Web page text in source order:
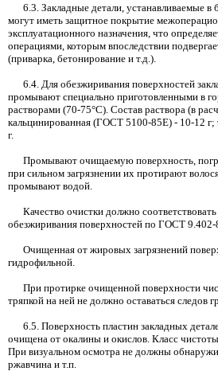
6.3. Закладные детали, устанавливаемые
могут иметь защитное покрытие
эксплуатационного назначения, что
операциями, которым впоследствии
(приварка, бетонирование и т.д.).
6.4. Для обезжиривания поверхностей
промывают специально приготовленными в
растворами (70-75°С). Состав раствора (в
кальцинированная (ГОСТ 5100-85Е) - 10-12 г;
г.
Промывают очищаемую поверхность,
при сильном загрязнении их протирают
промывают водой.
Качество очистки должно
обезжиривания поверхностей по ГОСТ 9.402-
Очищенная от жировых загрязнений
гидрофильной.
При протирке очищенной поверхности
тряпкой на ней не должно оставаться следов
6.5. Поверхность пластин закладных
очищена от окалины и окислов. Класс
При визуальном осмотра не должны
ржавчина и т.п.